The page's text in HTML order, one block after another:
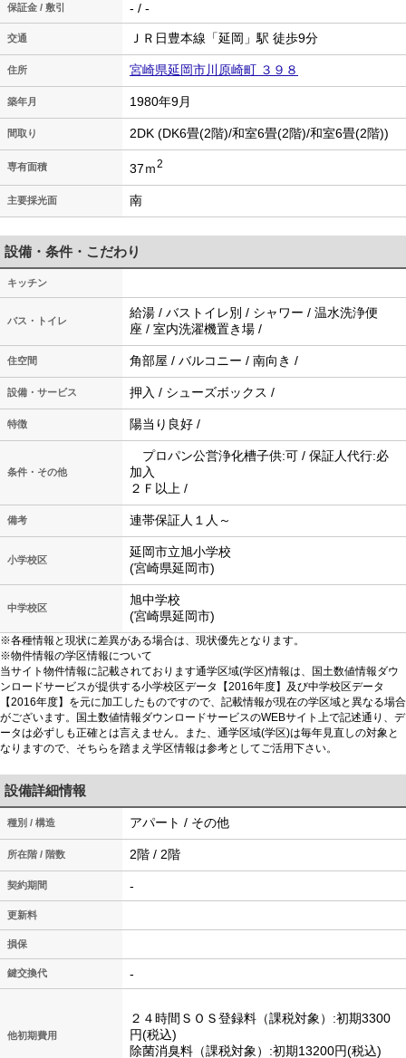
保証金 / 敷引 - / -
交通 ＪＲ日豊本線「延岡」駅 徒歩9分
住所 宮崎県延岡市川原崎町 ３９８
築年月 1980年9月
間取り 2DK (DK6畳(2階)/和室6畳(2階)/和室6畳(2階))
専有面積 37ｍ2
主要採光面 南
設備・条件・こだわり
キッチン
バス・トイレ
給湯 / バストイレ別 / シャワー / 温水洗浄便
座 / 室内洗濯機置き場 /
住空間 角部屋 / バルコニー / 南向き /
設備・サービス 押入 / シューズボックス /
特徴 陽当り良好 /
条件・その他
プロパン公営浄化槽子供:可 / 保証人代行:必
加入
２Ｆ以上 /
備考 連帯保証人１人～
小学校区
延岡市立旭小学校
(宮崎県延岡市)
中学校区
旭中学校
(宮崎県延岡市)
※各種情報と現状に差異がある場合は、現状優先となります。
※物件情報の学区情報について
当サイト物件情報に記載されております通学区域(学区)情報は、国土数値情報ダウ
ンロードサービスが提供する小学校区データ【2016年度】及び中学校区データ
【2016年度】を元に加工したものですので、記載情報が現在の学区域と異なる場合
がございます。国土数値情報ダウンロードサービスのWEBサイト上で記述通り、デ
ータは必ずしも正確とは言えません。また、通学区域(学区)は毎年見直しの対象と
なりますので、そちらを踏まえ学区情報は参考としてご活用下さい。
設備詳細情報
種別 / 構造 アパート / その他
所在階 / 階数 2階 / 2階
契約期間 -
更新料
損保
鍵交換代 -
他初期費用
２４時間ＳＯＳ登録料（課税対象）:初期3300
円(税込)
除菌消臭料（課税対象）:初期13200円(税込)